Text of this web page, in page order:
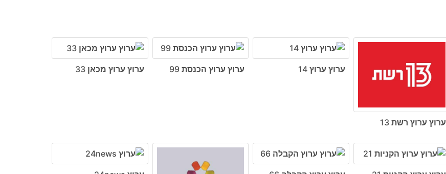
ערוץ ערוץ רשת 13
ערוץ ערוץ 14 ערוץ ערוץ הכנסת 99 ערוץ ערוץ מכאן 33